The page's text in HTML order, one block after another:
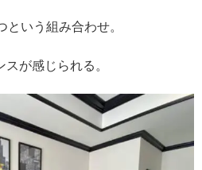
いう組み合わせ。
が感じられる。